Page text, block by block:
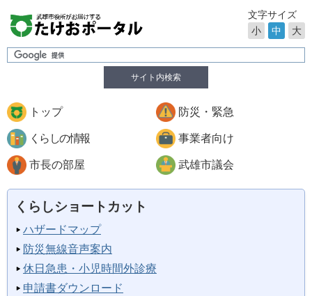
サイト内検索
文字サイズ
小
中 大
トップ 防災・緊急
くらしの情報 事業者向け
市長の部屋 武雄市議会
くらしショートカット
ハザードマップ
防災無線音声案内
休日急患・小児時間外診療
申請書ダウンロード